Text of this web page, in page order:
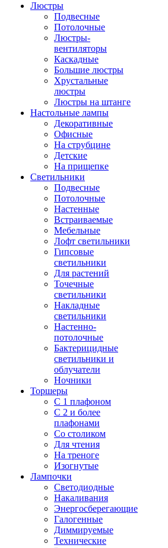
Люстры
Подвесные
Потолочные
Люстры-
вентиляторы
Каскадные
Большие люстры
Хрустальные
люстры
Люстры на штанге
Настольные лампы
Декоративные
Офисные
На струбцине
Детские
На прищепке
Светильники
Подвесные
Потолочные
Настенные
Встраиваемые
Мебельные
Лофт светильники
Гипсовые
светильники
Для растений
Точечные
светильники
Накладные
светильники
Настенно-
потолочные
Бактерицидные
светильники и
облучатели
Ночники
Торшеры
С 1 плафоном
С 2 и более
плафонами
Со столиком
Для чтения
На треноге
Изогнутые
Лампочки
Светодиодные
Накаливания
Энергосберегающие
Галогенные
Диммируемые
Технические